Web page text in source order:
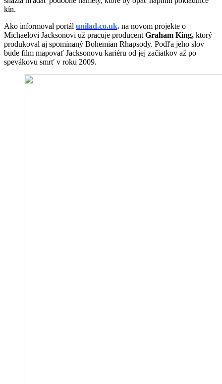
kín.
Ako informoval portál unilad.co.uk, na novom projekte o
Michaelovi Jacksonovi už pracuje producent Graham King, ktorý
produkoval aj spomínaný Bohemian Rhapsody. Podľa jeho slov
bude film mapovať Jacksonovu kariéru od jej začiatkov až po
spevákovu smrť v roku 2009.